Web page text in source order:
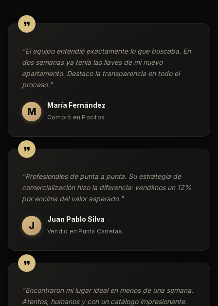
"El equipo entendió exactamente lo que buscaba. En
dos semanas ya tenía las llaves de mi nuevo
apartamento. Destaco la transparencia en todo el
proceso."
M
María Fernández
Compró en Pocitos
"Profesionales de punta a punta. Su estrategia de
comercialización hizo la diferencia: vendimos un 12%
por encima del valor esperado."
J
Juan Pablo Silva
Vendió en Punta Carretas
"Encontraron mi lugar ideal en menos de una semana.
Atentos, humanos y con un catálogo impresionante.